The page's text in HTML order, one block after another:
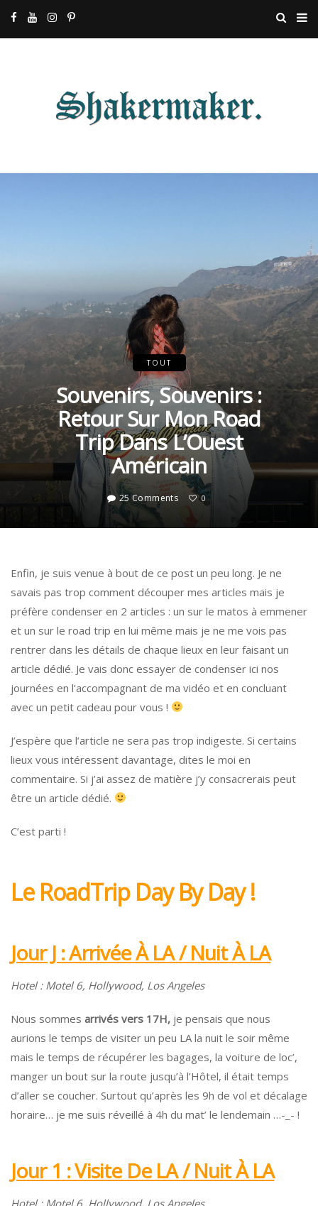
TOUT
Souvenirs, Souvenirs :
Retour Sur Mon Road
Trip Dans L’Ouest
Américain
25 Comments 0
Enfin, je suis venue à bout de ce post un peu long. Je ne
savais pas trop comment découper mes articles mais je
préfère condenser en 2 articles : un sur le matos à emmener
et un sur le road trip en lui même mais je ne me vois pas
rentrer dans les détails de chaque lieux en leur faisant un
article dédié. Je vais donc essayer de condenser ici nos
journées en l’accompagnant de ma vidéo et en concluant
avec un petit cadeau pour vous !
J’espère que l’article ne sera pas trop indigeste. Si certains
lieux vous intéressent davantage, dites le moi en
commentaire. Si j’ai assez de matière j’y consacrerais peut
être un article dédié.
C’est parti !
Le RoadTrip Day By Day !
Jour J : Arrivée À LA / Nuit À LA
Hotel : Motel 6, Hollywood, Los Angeles
Nous sommes arrivés vers 17H, je pensais que nous
aurions le temps de visiter un peu LA la nuit le soir même
mais le temps de récupérer les bagages, la voiture de loc’,
manger un bout sur la route jusqu’à l’Hôtel, il était temps
d’aller se coucher. Surtout qu’après les 9h de vol et décalage
horaire… je me suis réveillé à 4h du mat’ le lendemain …-_- !
Jour 1 : Visite De LA / Nuit À LA